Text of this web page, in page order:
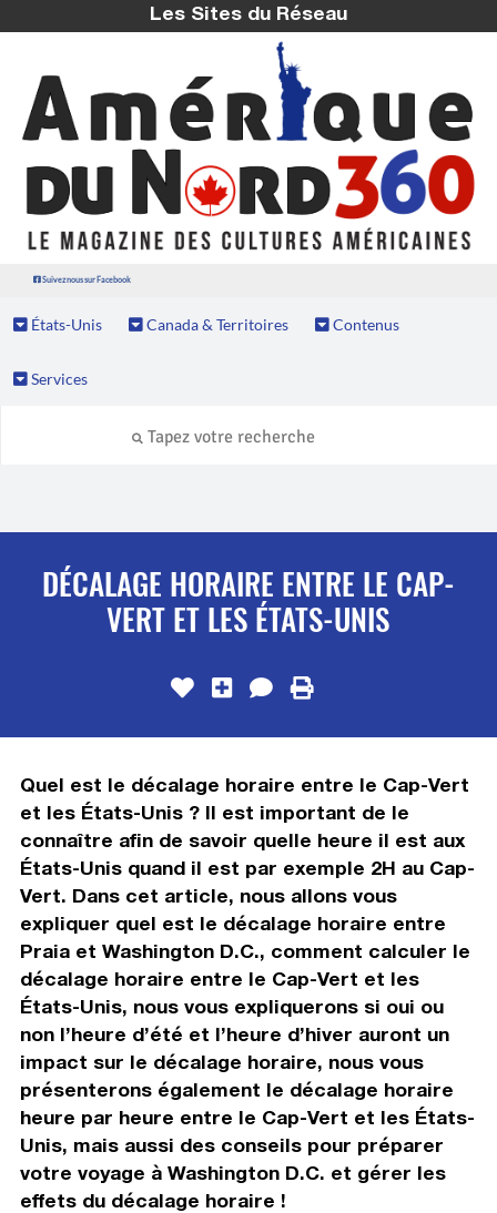
Les Sites du Réseau
Suivez nous sur Facebook
États-Unis Canada & Territoires Contenus
Services
DÉCALAGE HORAIRE ENTRE LE CAP-
VERT ET LES ÉTATS-UNIS
Quel est le décalage horaire entre le Cap-Vert
et les États-Unis ? Il est important de le
connaître afin de savoir quelle heure il est aux
États-Unis quand il est par exemple 2H au Cap-
Vert. Dans cet article, nous allons vous
expliquer quel est le décalage horaire entre
Praia et Washington D.C., comment calculer le
décalage horaire entre le Cap-Vert et les
États-Unis, nous vous expliquerons si oui ou
non l’heure d’été et l’heure d’hiver auront un
impact sur le décalage horaire, nous vous
présenterons également le décalage horaire
heure par heure entre le Cap-Vert et les États-
Unis, mais aussi des conseils pour préparer
votre voyage à Washington D.C. et gérer les
effets du décalage horaire !